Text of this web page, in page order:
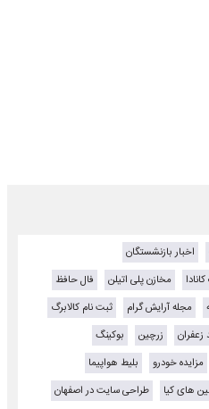
اخبار بازنشستگان
مخازن پلی اتیلن
فال حافظ
مجله آرایش گرام
ثبت نام کالابرگ
زعفران زرچین
بوکینگ
مزایده خودرو
بلیط هواپیما
های کیا
طراحی سایت در اصفهان